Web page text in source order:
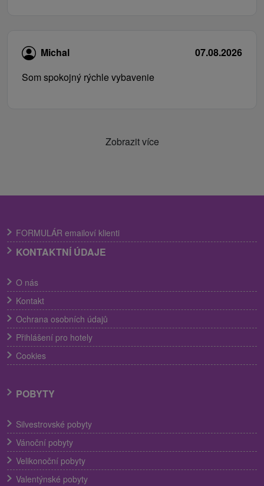
Michal
07.08.2026
Som spokojný rýchle vybavenie
Zobrazit více
FORMULÁR emailoví klienti
KONTAKTNÍ ÚDAJE
O nás
Kontakt
Ochrana osobních údajů
Přihlášení pro hotely
Cookies
POBYTY
Silvestrovské pobyty
Vánoční pobyty
Velikonoční pobyty
Valentýnské pobyty